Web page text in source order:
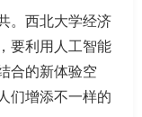
。西北大学经济
要利用人工智能
合的新体验空
们增添不一样的